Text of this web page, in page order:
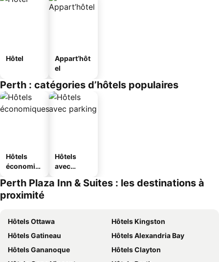
Hôtel
Appart’hôt
el
Perth : catégories d’hôtels populaires
Hôtels
économiq
Hôtels
avec
Perth Plaza Inn & Suites : les destinations à
proximité
Hôtels Ottawa
Hôtels Kingston
Hôtels Gatineau
Hôtels Alexandria Bay
Hôtels Gananoque
Hôtels Clayton